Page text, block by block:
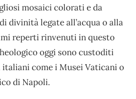
mosaici colorati e da
divinità legate all’acqua o alla
reperti rinvenuti in questo
oggi sono custoditi
come i Musei Vaticani o
di Napoli.